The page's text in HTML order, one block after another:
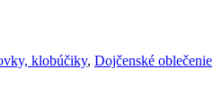
klobúčiky, Dojčenské oblečenie